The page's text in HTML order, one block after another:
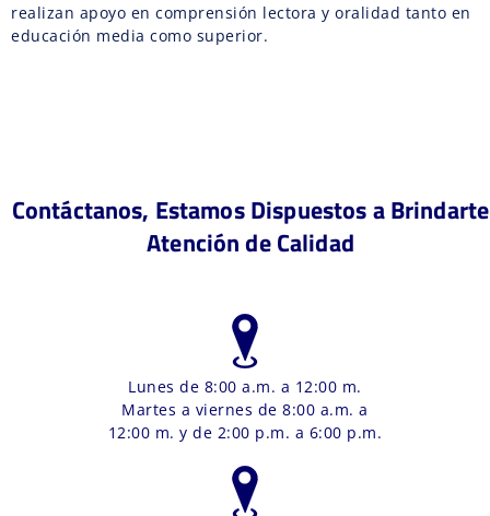
realizan apoyo en comprensión lectora y oralidad tanto en
educación media como superior.
Contáctanos, Estamos Dispuestos a Brindarte
Atención de Calidad
Lunes de 8:00 a.m. a 12:00 m.
Martes a viernes de 8:00 a.m. a
12:00 m. y de 2:00 p.m. a 6:00 p.m.